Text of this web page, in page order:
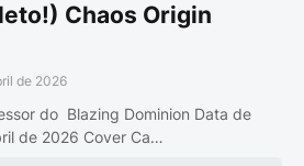
Chaos Origin
de 2026
do Blazing Dominion Data de
de 2026 Cover Ca…